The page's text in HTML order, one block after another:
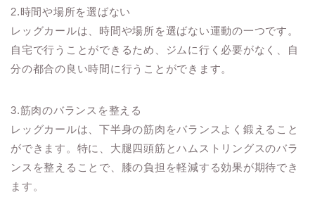
2.時間や場所を選ばない
レッグカールは、時間や場所を選ばない運動の一つです。
自宅で行うことができるため、ジムに行く必要がなく、自
分の都合の良い時間に行うことができます。
3.筋肉のバランスを整える
レッグカールは、下半身の筋肉をバランスよく鍛えること
ができます。特に、大腿四頭筋とハムストリングスのバラ
ンスを整えることで、膝の負担を軽減する効果が期待でき
ます。